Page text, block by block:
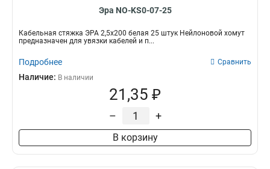
Эра NO-KS0-07-25
Кабельная стяжка ЭРА 2,5х200 белая 25 штук Нейлоновой хомут
предназначен для увязки кабелей и п...
Подробнее Сравнить
Наличие: В наличии
21,35 ₽
– +
В корзину